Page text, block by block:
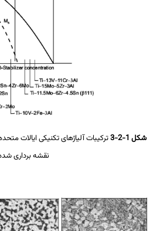
2-3 ترکیبات آلیاژهای تکنیکی ایالات متحده
نقشه برداری شده